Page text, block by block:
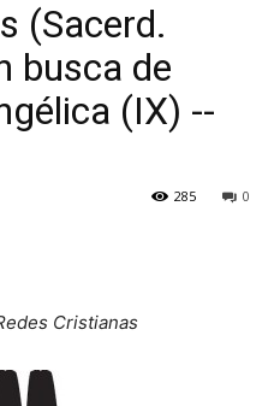
(Sacerd.
busca de
(IX) --
0
285
Cristianas